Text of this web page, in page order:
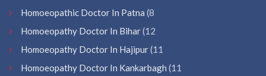
Homoeopathic Doctor In Patna (8
Homoeopathy Doctor In Bihar(12
Homoeopathy Doctor In Hajipur(11
Homoeopathy Doctor In Kankarbagh (11